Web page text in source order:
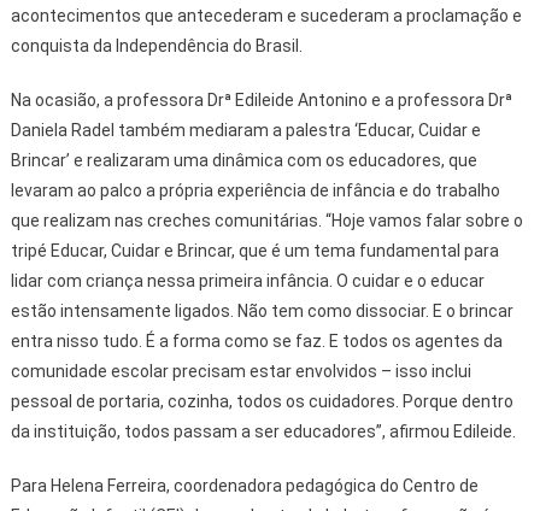
acontecimentos que antecederam e sucederam a proclamação e
conquista da Independência do Brasil.
Na ocasião, a professora Drª Edileide Antonino e a professora Drª
Daniela Radel também mediaram a palestra ‘Educar, Cuidar e
Brincar’ e realizaram uma dinâmica com os educadores, que
levaram ao palco a própria experiência de infância e do trabalho
que realizam nas creches comunitárias. “Hoje vamos falar sobre o
tripé Educar, Cuidar e Brincar, que é um tema fundamental para
lidar com criança nessa primeira infância. O cuidar e o educar
estão intensamente ligados. Não tem como dissociar. E o brincar
entra nisso tudo. É a forma como se faz. E todos os agentes da
comunidade escolar precisam estar envolvidos – isso inclui
pessoal de portaria, cozinha, todos os cuidadores. Porque dentro
da instituição, todos passam a ser educadores”, afirmou Edileide.
Para Helena Ferreira, coordenadora pedagógica do Centro de